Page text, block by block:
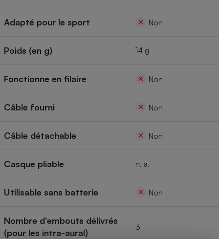
Adapté pour le sport Non
Poids (en g) 14 g
Fonctionne en filaire Non
Câble fourni Non
Câble détachable Non
Casque pliable n. a.
Utilisable sans batterie Non
Nombre d'embouts délivrés
(pour les intra-aural)
3